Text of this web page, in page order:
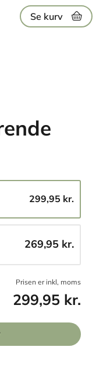
Se kurv
299,95 kr.
269,95 kr.
Prisen er inkl, moms
299,95 kr.